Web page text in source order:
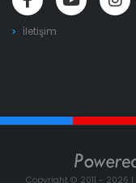
İletişim
Copyright © 2011 - 2026 |